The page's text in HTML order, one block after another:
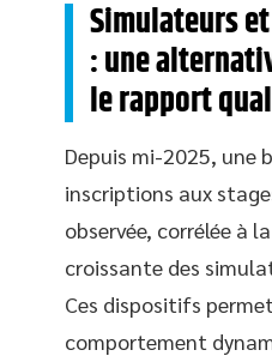
Simulateurs
: une
le rapport
Depuis mi-2025, une
inscriptions aux
observée, corrélée à
croissante des
Ces dispositifs
comportement